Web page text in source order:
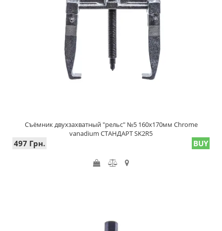
Съёмник двухзахватный "рельс" №5 160х170мм Chrome
vanadium СТАНДАРТ SK2R5
497 Грн. BUY